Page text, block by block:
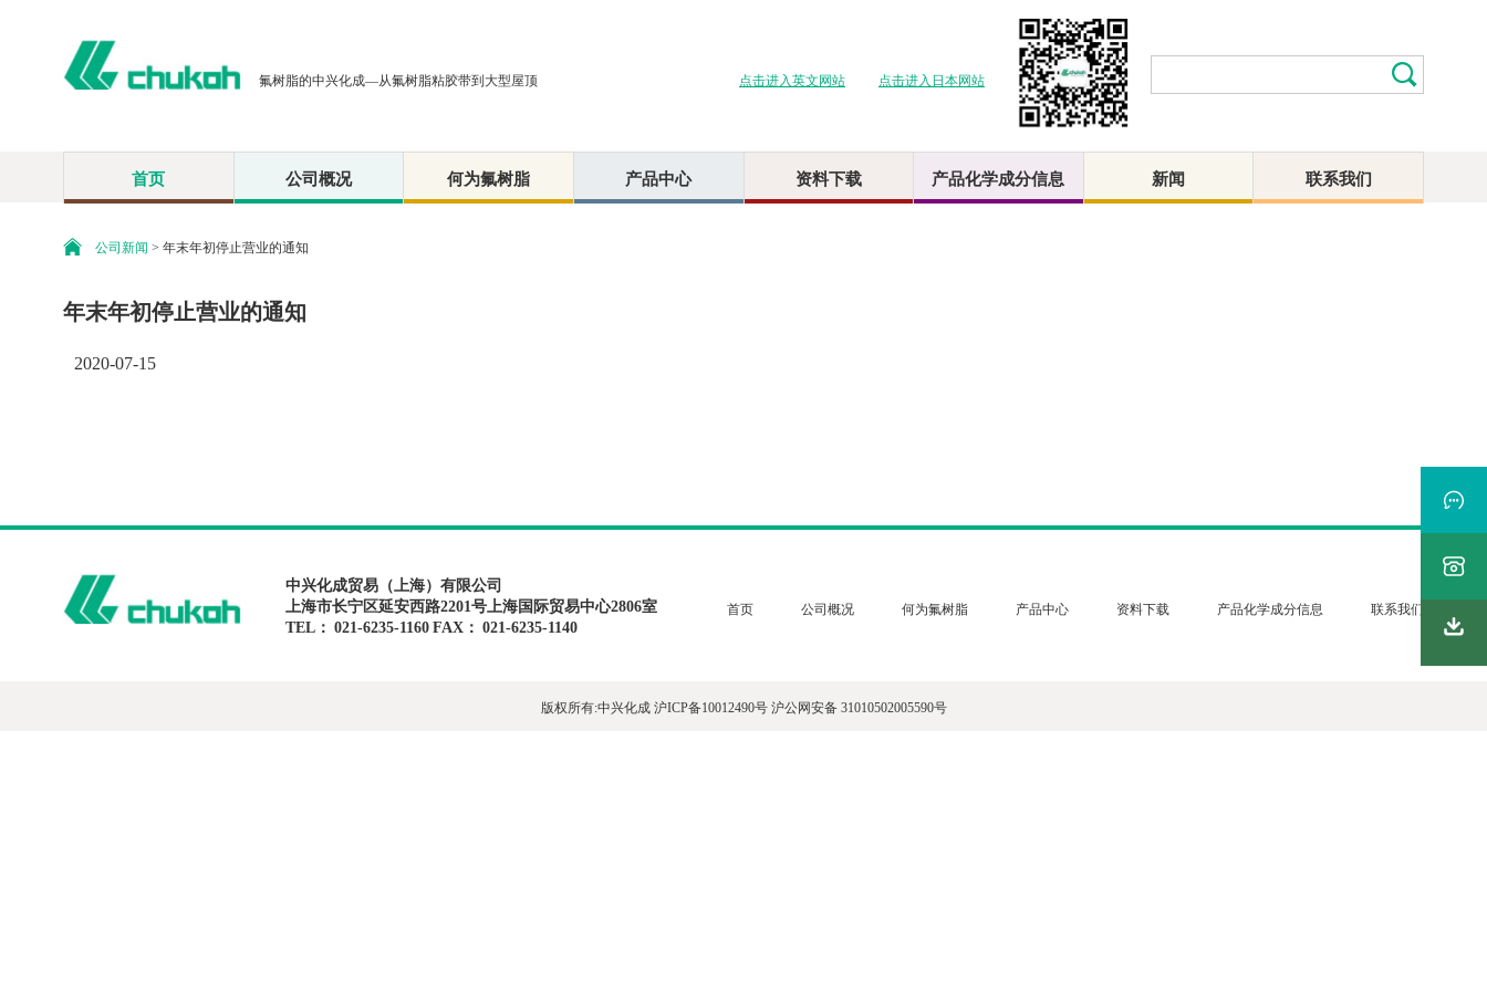
氟树脂的中兴化成—从氟树脂粘胶带到大型屋顶 点击进入日本网站
点击进入英文网站
首页 公司概况 何为氟树脂 产品中心 资料下载 产品化学成分信息 新闻 联系我们
公司新闻 > 年末年初停止营业的通知
年末年初停止营业的通知
2020-07-15
中兴化成贸易（上海）有限公司
上海市长宁区延安西路2201号上海国际贸易中心2806室
TEL： 021-6235-1160 FAX： 021-6235-1140
首页 公司概况 何为氟树脂 产品中心 资料下载 产品化学成分信息 联系我们
版权所有:中兴化成沪ICP备10012490号 沪公网安备 31010502005590号